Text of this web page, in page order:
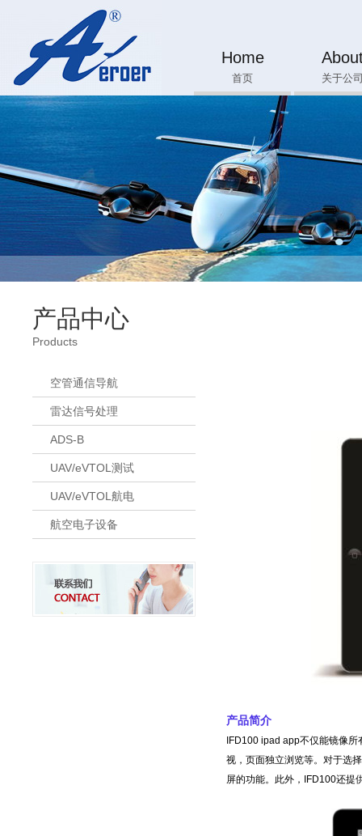
Home
首页 关于公
产品中心
Products
空管通信导航
雷达信号处理
ADS-B
UAV/eVTOL测试
UAV/eVTOL航电
航空电子设备
产品简介
IFD100 ipad app不仅能镜像
视，页面独立浏览等。对于选
屏的功能。此外，IFD100还提